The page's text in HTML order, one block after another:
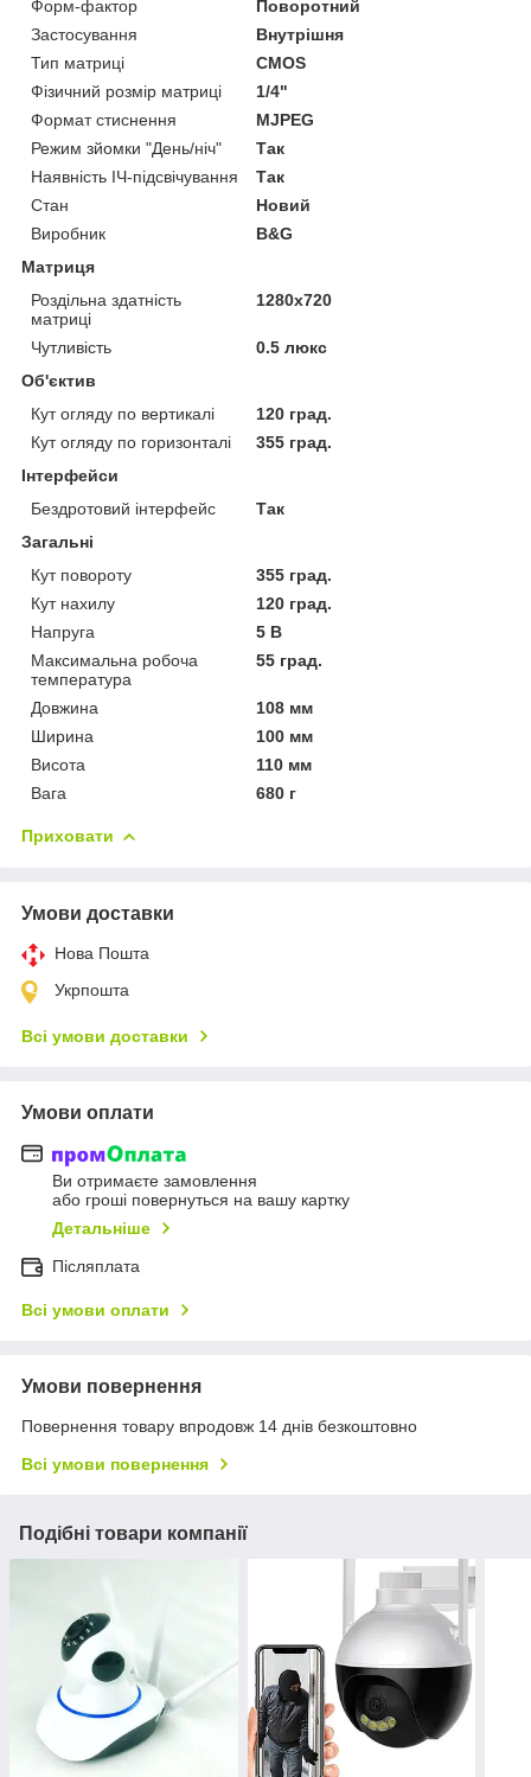
Форм-фактор
Поворотний
Застосування
Внутрішня
Тип матриці
CMOS
Фізичний розмір матриці
1/4"
Формат стиснення
MJPEG
Режим зйомки "День/ніч"
Так
Наявність ІЧ-підсвічування
Так
Стан
Новий
Виробник
B&G
Матриця
Роздільна здатність
матриці
1280x720
Чутливість
0.5 люкс
Об'єктив
Кут огляду по вертикалі
120 град.
Кут огляду по горизонталі
355 град.
Інтерфейси
Бездротовий інтерфейс
Так
Загальні
Кут повороту
355 град.
Кут нахилу
120 град.
Напруга
5 В
Максимальна робоча
температура
55 град.
Довжина
108 мм
Ширина
100 мм
Висота
110 мм
Вага
680 г
Приховати
Умови доставки
Нова Пошта
Укрпошта
Всі умови доставки
Умови оплати
Ви отримаєте замовлення
або гроші повернуться на вашу картку
Детальніше
Післяплата
Всі умови оплати
Умови повернення
Повернення товару впродовж 14 днів безкоштовно
Всі умови повернення
Подібні товари компанії